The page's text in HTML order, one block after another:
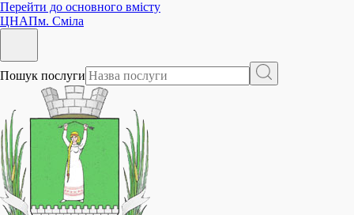
Перейти до основного вмісту
ЦНАПм. Сміла
Пошук послуги